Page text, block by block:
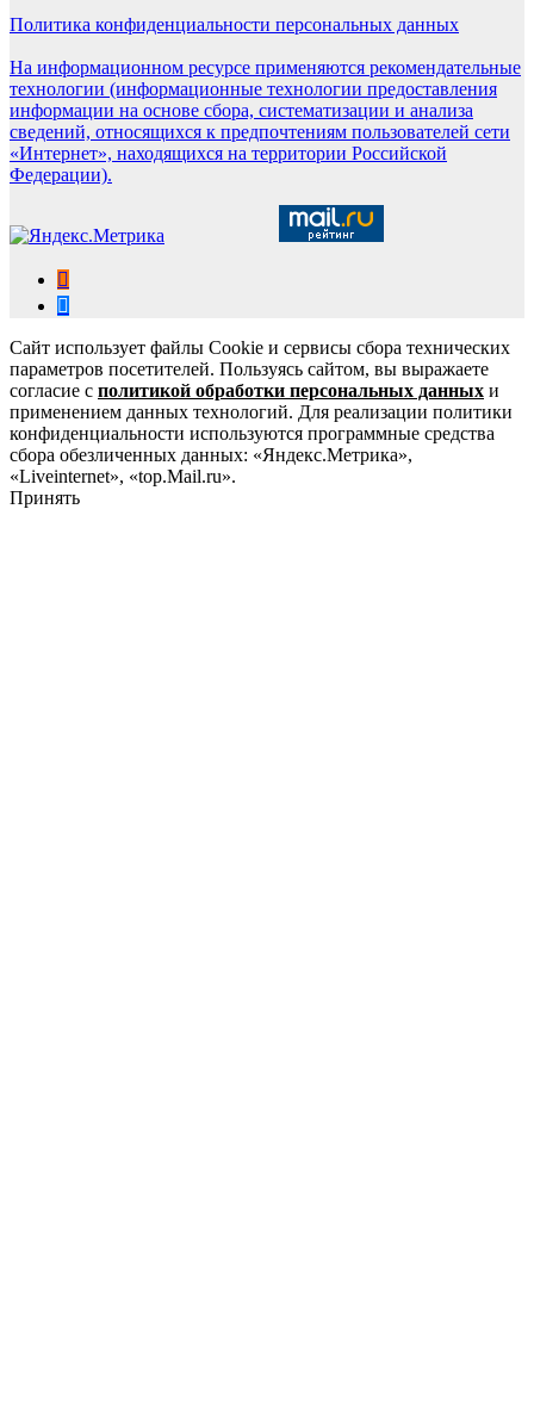
Политика конфиденциальности персональных данных
На информационном ресурсе применяются рекомендательные
технологии (информационные технологии предоставления
информации на основе сбора, систематизации и анализа
сведений, относящихся к предпочтениям пользователей сети
«Интернет», находящихся на территории Российской
Федерации).
Сайт использует файлы Cookie и сервисы сбора технических
параметров посетителей. Пользуясь сайтом, вы выражаете
согласие с политикой обработки персональных данных и
применением данных технологий. Для реализации политики
конфиденциальности используются программные средства
сбора обезличенных данных: «Яндекс.Метрика»,
«Liveinternet», «top.Mail.ru».
Принять